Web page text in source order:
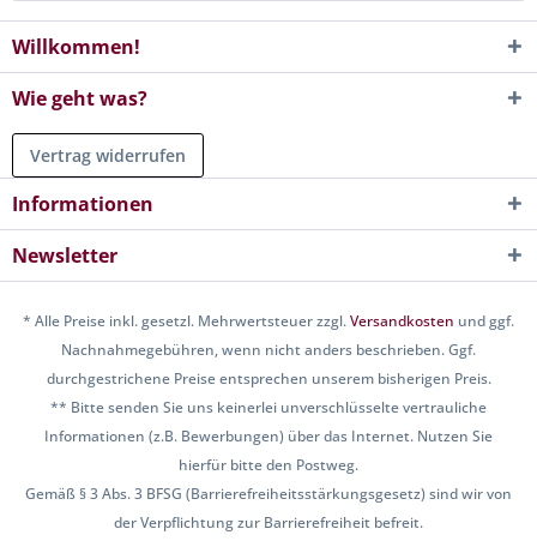
Willkommen!
Wie geht was?
Vertrag widerrufen
Informationen
Newsletter
* Alle Preise inkl. gesetzl. Mehrwertsteuer zzgl.Versandkosten und ggf.
Nachnahmegebühren, wenn nicht anders beschrieben. Ggf.
durchgestrichene Preise entsprechen unserem bisherigen Preis.
** Bitte senden Sie uns keinerlei unverschlüsselte vertrauliche
Informationen (z.B. Bewerbungen) über das Internet. Nutzen Sie
hierfür bitte den Postweg.
Gemäß § 3 Abs. 3 BFSG (Barrierefreiheitsstärkungsgesetz) sind wir von
der Verpflichtung zur Barrierefreiheit befreit.